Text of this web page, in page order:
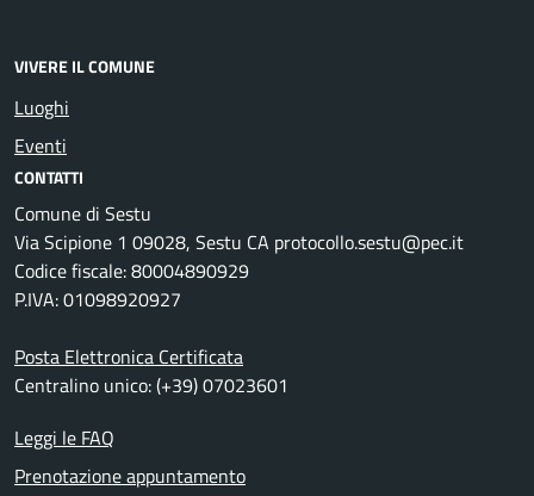
VIVERE IL COMUNE
Luoghi
Eventi
CONTATTI
Comune di Sestu
Via Scipione 1 09028, Sestu CA protocollo.sestu@pec.it
Codice fiscale: 80004890929
P.IVA: 01098920927
Posta Elettronica Certificata
Centralino unico: (+39) 07023601
Leggi le FAQ
Prenotazione appuntamento